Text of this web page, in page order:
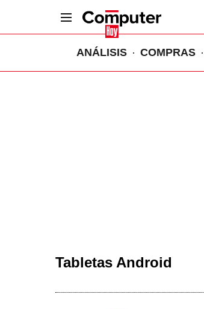
ANÁLISIS COMPRAS
Tabletas Android